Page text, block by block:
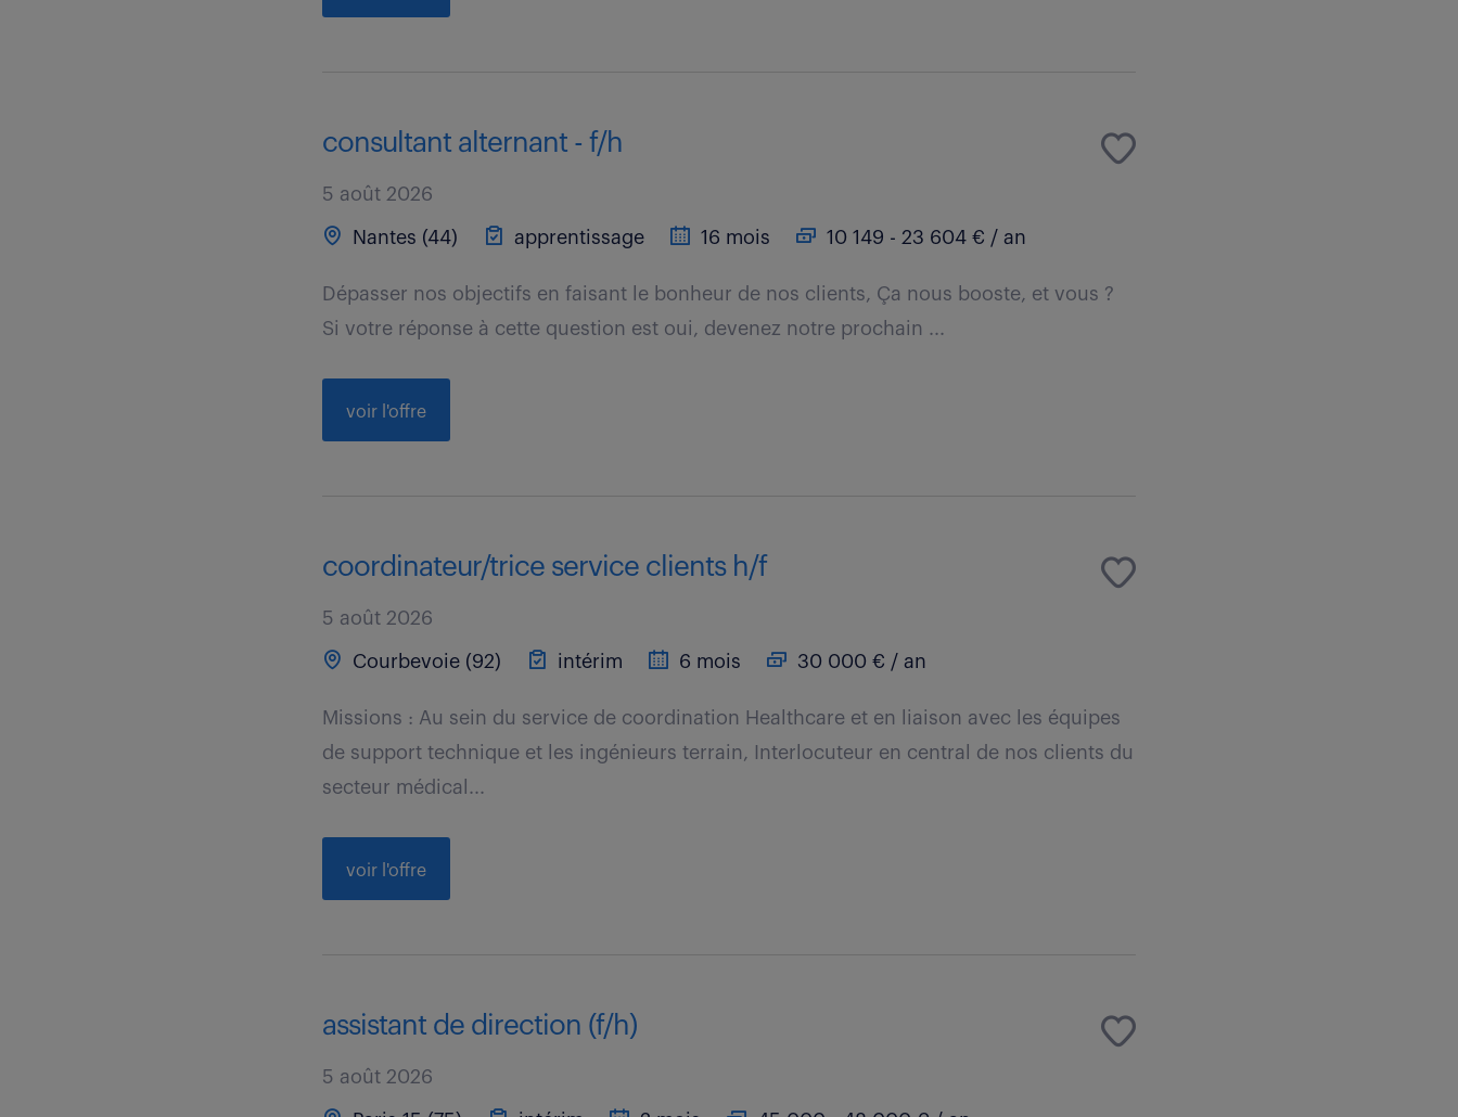
consultant alternant - f/h
5 août 2026
Nantes (44) apprentissage 16 mois 10 149 - 23 604 € / an
Dépasser nos objectifs en faisant le bonheur de nos clients, Ça nous booste, et vous ?
Si votre réponse à cette question est oui, devenez notre prochain ...
voir l'offre
coordinateur/trice service clients h/f
5 août 2026
Courbevoie (92) intérim 6 mois 30 000 € / an
Missions : Au sein du service de coordination Healthcare et en liaison avec les équipes
de support technique et les ingénieurs terrain, Interlocuteur en central de nos clients du
secteur médical...
voir l'offre
assistant de direction (f/h)
5 août 2026